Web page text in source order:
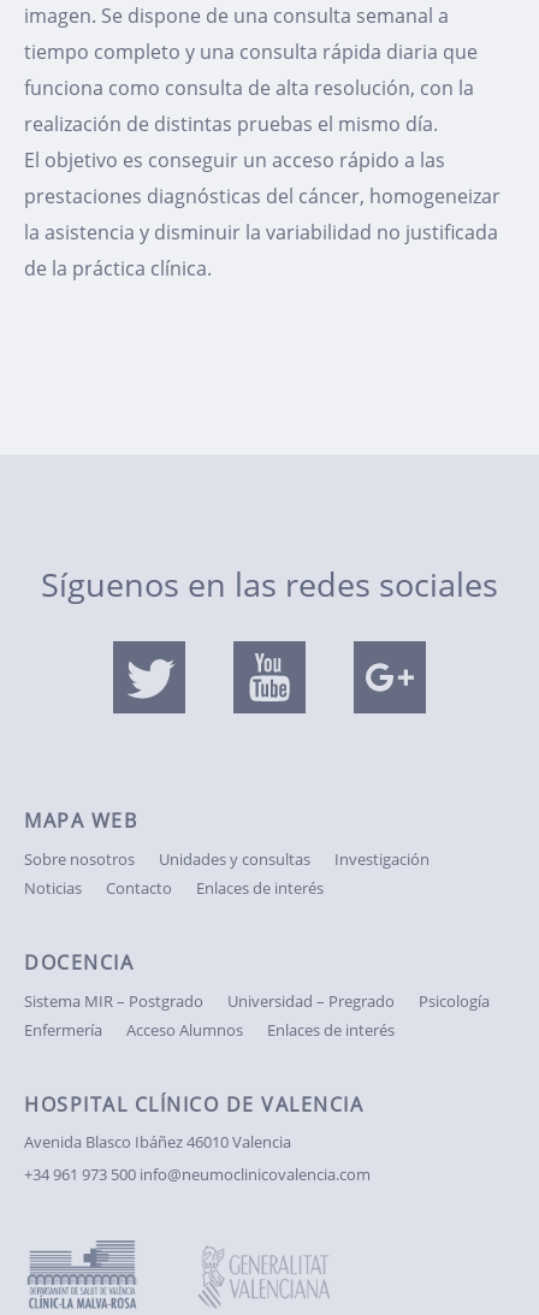
imagen. Se dispone de una consulta semanal a
tiempo completo y una consulta rápida diaria que
funciona como consulta de alta resolución, con la
realización de distintas pruebas el mismo día.
El objetivo es conseguir un acceso rápido a las
prestaciones diagnósticas del cáncer, homogeneizar
la asistencia y disminuir la variabilidad no justificada
de la práctica clínica.
Síguenos en las redes sociales
HOSPITAL CLÍNICO DE VALENCIA
Avenida Blasco Ibáñez46010 Valencia
+34 961 973 500 info@neumoclinicovalencia.com
MAPA WEB
Sobre nosotros Unidades y consultas
Investigación
Noticias
Contacto Enlaces de interés
DOCENCIA
Sistema MIR – Postgrado Universidad – Pregrado
Psicología
Enfermería
Acceso Alumnos Enlaces de interés